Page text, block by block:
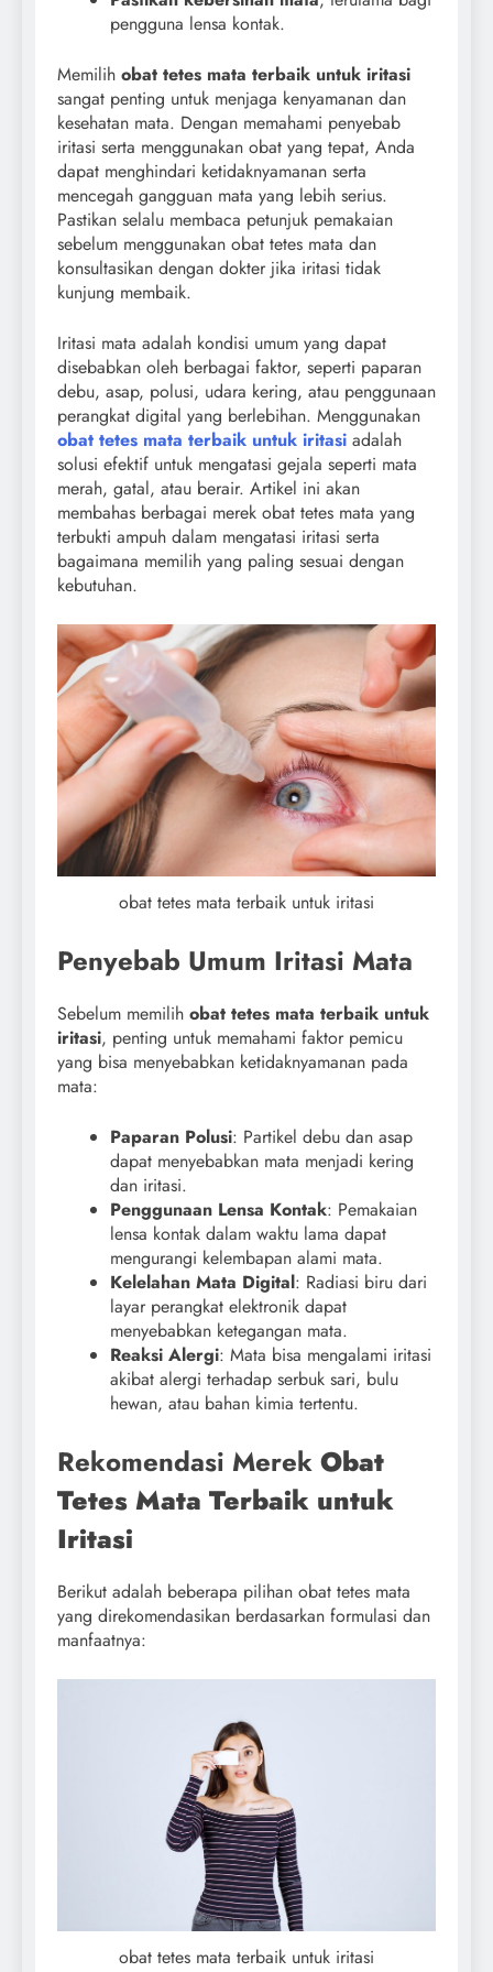
pengguna lensa kontak.
Memilih obat tetes mata terbaik untuk iritasi
sangat penting untuk menjaga kenyamanan dan
kesehatan mata. Dengan memahami penyebab
iritasi serta menggunakan obat yang tepat, Anda
dapat menghindari ketidaknyamanan serta
mencegah gangguan mata yang lebih serius.
Pastikan selalu membaca petunjuk pemakaian
sebelum menggunakan obat tetes mata dan
konsultasikan dengan dokter jika iritasi tidak
kunjung membaik.
Iritasi mata adalah kondisi umum yang dapat
disebabkan oleh berbagai faktor, seperti paparan
debu, asap, polusi, udara kering, atau penggunaan
perangkat digital yang berlebihan. Menggunakan
obat tetes mata terbaik untuk iritasi adalah
solusi efektif untuk mengatasi gejala seperti mata
merah, gatal, atau berair. Artikel ini akan
membahas berbagai merek obat tetes mata yang
terbukti ampuh dalam mengatasi iritasi serta
bagaimana memilih yang paling sesuai dengan
kebutuhan.
obat tetes mata terbaik untuk iritasi
Penyebab Umum Iritasi Mata
Sebelum memilih obat tetes mata terbaik untuk
iritasi, penting untuk memahami faktor pemicu
yang bisa menyebabkan ketidaknyamanan pada
mata:
Paparan Polusi: Partikel debu dan asap
dapat menyebabkan mata menjadi kering
dan iritasi.
Penggunaan Lensa Kontak: Pemakaian
lensa kontak dalam waktu lama dapat
mengurangi kelembapan alami mata.
Kelelahan Mata Digital: Radiasi biru dari
layar perangkat elektronik dapat
menyebabkan ketegangan mata.
Reaksi Alergi: Mata bisa mengalami iritasi
akibat alergi terhadap serbuk sari, bulu
hewan, atau bahan kimia tertentu.
Rekomendasi Merek Obat
Tetes Mata Terbaik untuk
Iritasi
Berikut adalah beberapa pilihan obat tetes mata
yang direkomendasikan berdasarkan formulasi dan
manfaatnya:
obat tetes mata terbaik untuk iritasi